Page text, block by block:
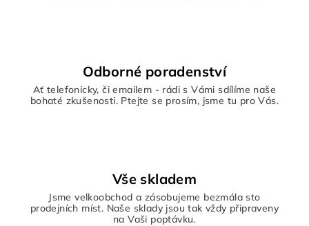
Odborné poradenství
Ať telefonicky, či emailem - rádi s Vámi sdílíme naše
bohaté zkušenosti. Ptejte se prosím, jsme tu pro Vás.
Vše skladem
Jsme velkoobchod a zásobujeme bezmála sto
prodejních míst. Naše sklady jsou tak vždy připraveny
na Vaši poptávku.